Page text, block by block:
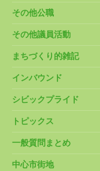
その他公職
その他議員活動
まちづくり的雑記
インバウンド
シビックプライド
トピックス
一般質問まとめ
中心市街地